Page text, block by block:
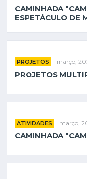
CAMINHADA
ESPETÁCULO DE
PROJETOS março,
PROJETOS
ATIVIDADES março,
CAMINHADA